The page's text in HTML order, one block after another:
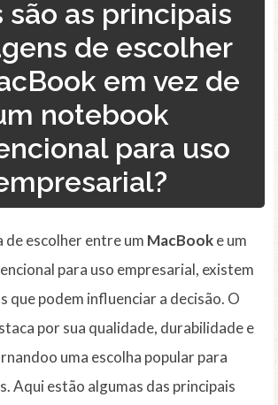
são as principais
de escolher
em vez de
notebook
para uso
escolher entre um MacBooke um
para uso empresarial, existem
que podem influenciar a decisão. O
por sua qualidade, durabilidade e
uma escolha popular para
Aqui estão algumas das principais